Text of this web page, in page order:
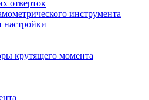
отверток
инструмента
крутящего момента